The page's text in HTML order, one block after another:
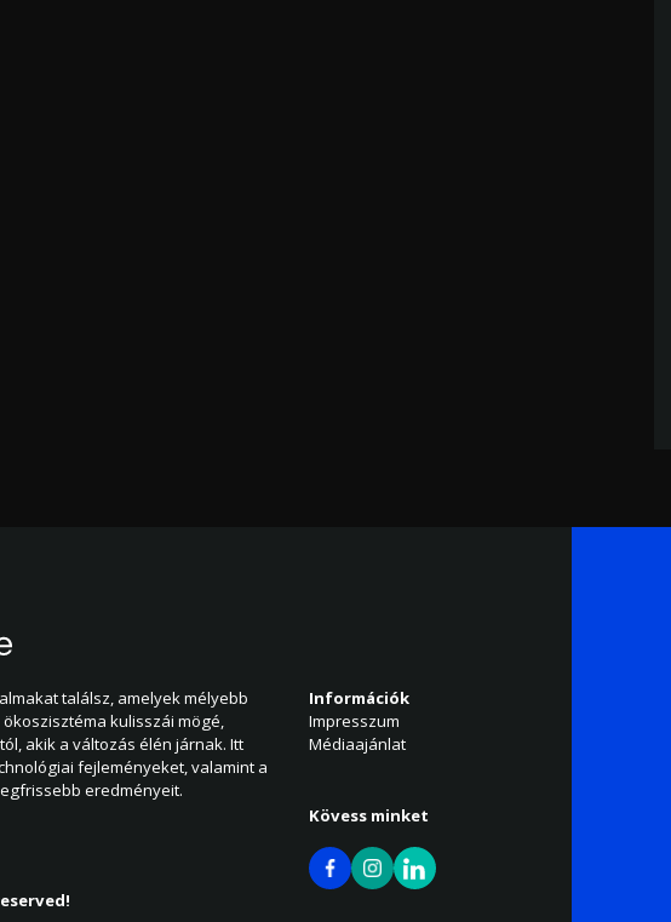
találsz, amelyek mélyebb
kulisszái mögé,
akik a változás élén járnak. Itt
fejleményeket, valamint a
eredményeit.
Információk
Impresszum
Médiaajánlat
Kövess minket